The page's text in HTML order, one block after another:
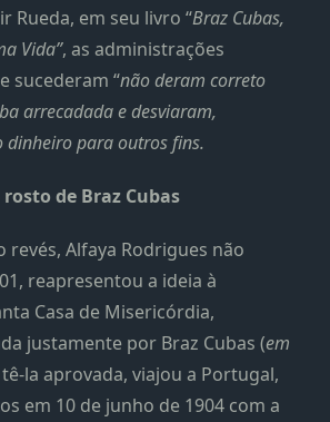
Rueda, em seu livro “Braz Cubas,
Vida”, as administrações
sucederam “não deram correto
arrecadada e desviaram,
dinheiro para outros fins.
de Braz Cubas
revés, Alfaya Rodrigues não
reapresentou a ideia à
Casa de Misericórdia,
justamente por Braz Cubas (em
la aprovada, viajou a Portugal,
em 10 de junho de 1904 com a